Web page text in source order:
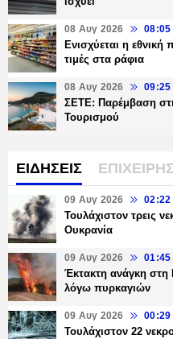
08 Αυγ 2026 08:05
Ενισχύεται η
τιμές στα ράφια
08 Αυγ 2026 09:25
ΣΕΤΕ: Παρέμβαση
Τουρισμού
ΕΙΔΗΣΕΙΣ
09 Αυγ 2026 02:22
Τουλάχιστον τρεις
Ουκρανία
09 Αυγ 2026 01:45
Έκτακτη ανάγκη στη
λόγω πυρκαγιών
09 Αυγ 2026 00:29
Τουλάχιστον 22